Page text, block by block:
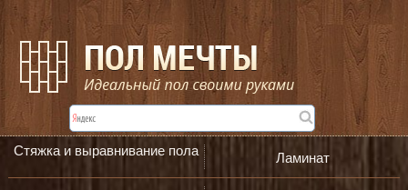
Стяжка и выравнивание пола Ламинат